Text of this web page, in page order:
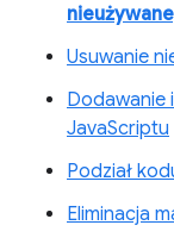
Usuwanie
Dodawanie
JavaScriptu
Podział
Eliminacja